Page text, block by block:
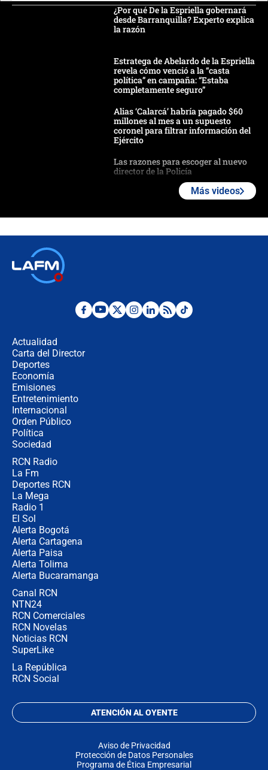
¿Por qué De la Espriella gobernará
desde Barranquilla? Experto explica
la razón
Estratega de Abelardo de la Espriella
revela cómo venció a la “casta
política” en campaña: “Estaba
completamente seguro”
Alias ‘Calarcá’ habría pagado $60
millones al mes a un supuesto
coronel para filtrar información del
Ejército
Las razones para escoger al nuevo
director de la Policía
"No hubo fraude ni posibilidad de
Más videos
Actualidad
Carta del Director
Deportes
Economía
Emisiones
Entretenimiento
Internacional
Orden Público
Política
Sociedad
RCN Radio
La Fm
Deportes RCN
La Mega
Radio 1
El Sol
Alerta Bogotá
Alerta Cartagena
Alerta Paisa
Alerta Tolima
Alerta Bucaramanga
Canal RCN
NTN24
RCN Comerciales
RCN Novelas
Noticias RCN
SuperLike
La República
RCN Social
ATENCIÓN AL OYENTE
Aviso de Privacidad
Protección de Datos Personales
Programa de Ética Empresarial